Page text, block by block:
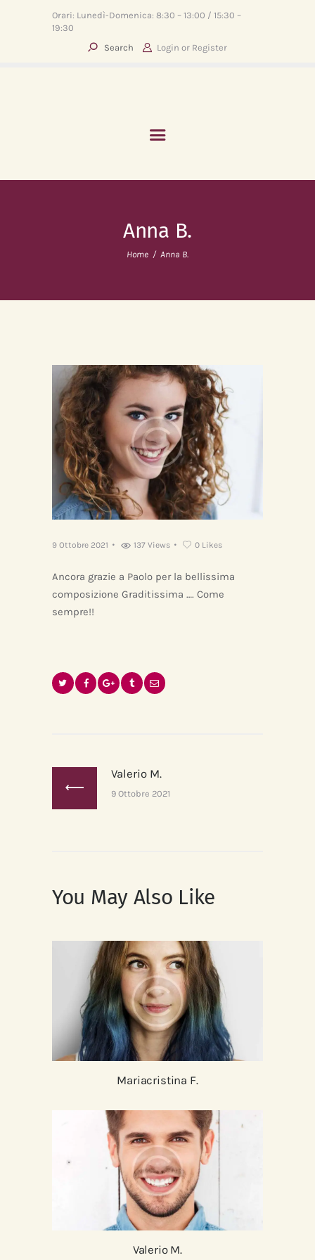
Orari: Lunedì-Domenica: 8:30 – 13:00 / 15:30 –
19:30
Login or Register
Anna B.
Home Anna B.
9 Ottobre 2021 137 Views 0 Likes
Ancora grazie a Paolo per la bellissima
composizione Graditissima …. Come
sempre!!
articoli
Previous
post:
Valerio M.
9 Ottobre 2021
You May Also Like
Mariacristina F.
Valerio M.